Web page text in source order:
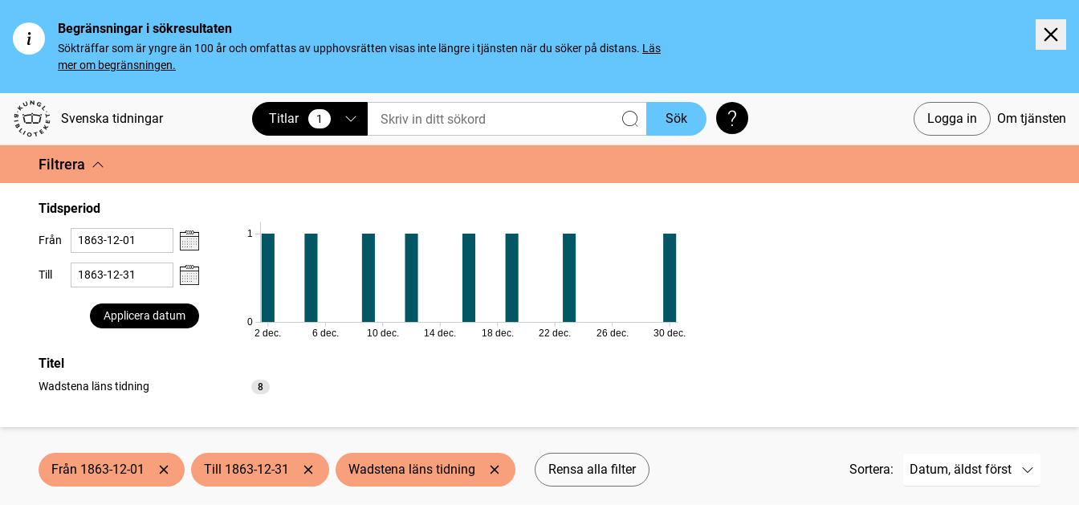
Begränsningar i sökresultaten
Sökträffar som är yngre än 100 år och omfattas av upphovsrätten visas inte längre i tjänsten när du söker på distans. Läs
mer om begränsningen.
Svenska tidningar Logga in Om tjänsten
Titlar 1
vald Sök Söktips
Filtrera
Tidsperiod
Från
Till
Applicera datum
0
1
2 dec. 6 dec. 10 dec. 14 dec. 18 dec. 22 dec. 26 dec. 30 dec.
Titel
Wadstena läns tidning 8
träffar
Från 1863-12-01 Till 1863-12-31 Wadstena läns tidning Rensa alla filter Sortera: